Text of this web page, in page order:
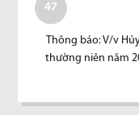
47
Thông báo: V/v
thường niên năm